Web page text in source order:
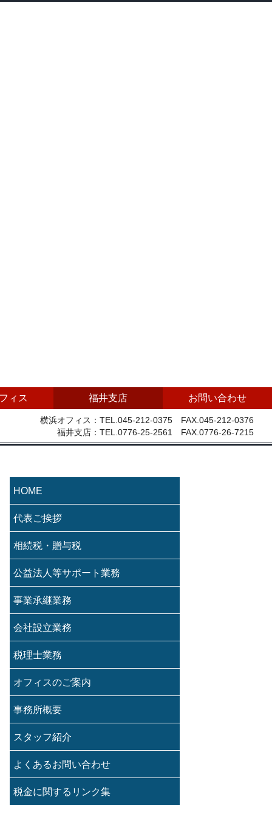
ィス 福井支店 お問い合わせ
横浜オフィス：TEL.045-212-0375 FAX.045-212-0376
福井支店：TEL.0776-25-2561 FAX.0776-26-7215
HOME
代表ご挨拶
相続税・贈与税
公益法人等サポート業務
事業承継業務
会社設立業務
税理士業務
オフィスのご案内
事務所概要
スタッフ紹介
よくあるお問い合わせ
税金に関するリンク集